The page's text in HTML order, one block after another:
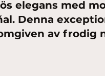
elegans med
Denna
av frodig